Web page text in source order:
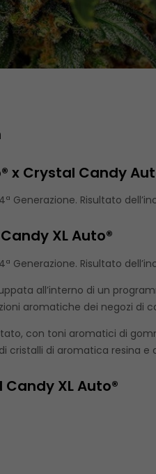
x Crystal Candy
Generazione. Risultato
XL Auto®
Generazione. Risultato
all’interno di un
aromatiche dei negozi di
con toni aromatici di
cristalli di aromatica resina
XL Auto®